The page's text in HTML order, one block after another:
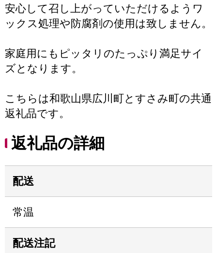
安心して召し上がっていただけるようワ
ックス処理や防腐剤の使用は致しません。
家庭用にもピッタリのたっぷり満足サイ
ズとなります。
こちらは和歌山県広川町とすさみ町の共通
返礼品です。
返礼品の詳細
配送
常温
配送注記